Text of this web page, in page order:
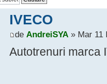
IVECO
de AndreiSYA» Mar 11
Autotrenuri marca